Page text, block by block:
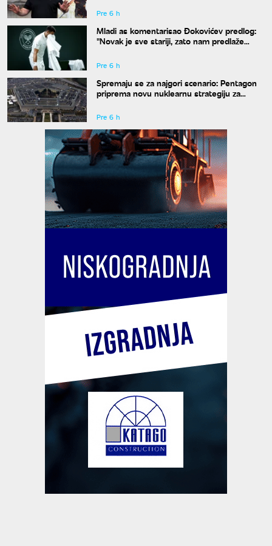
Pre 6 h
Mladi as komentarisao Đokovićev predlog:
"Novak je sve stariji, zato nam predlaže
Pre 6 h
Spremaju se za najgori scenario: Pentagon
priprema novu nuklearnu strategiju za
Pre 6 h